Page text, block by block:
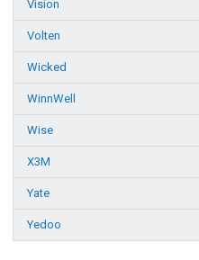
Vision
Volten
Wicked
WinnWell
Wise
X3M
Yate
Yedoo